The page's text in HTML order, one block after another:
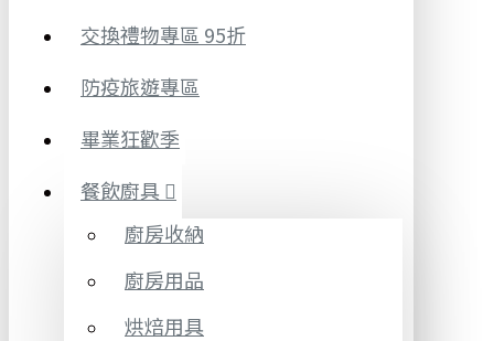
交換禮物專區 95折
防疫旅遊專區
畢業狂歡季
餐飲廚具
廚房收納
廚房用品
烘焙用具